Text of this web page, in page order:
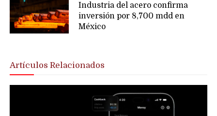
Industria del acero confirma
inversión por 8,700 mdd en
México
Artículos Relacionados